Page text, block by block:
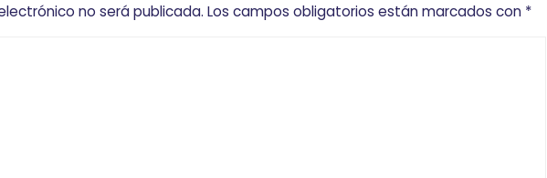
no será publicada. Los campos obligatorios están marcados con *